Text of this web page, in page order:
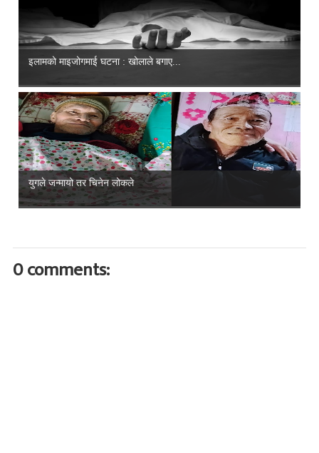
इलामको माइजोगमाई घटना : खोलाले बगाए...
युगले जन्मायो तर चिनेन लोकले
0 comments: